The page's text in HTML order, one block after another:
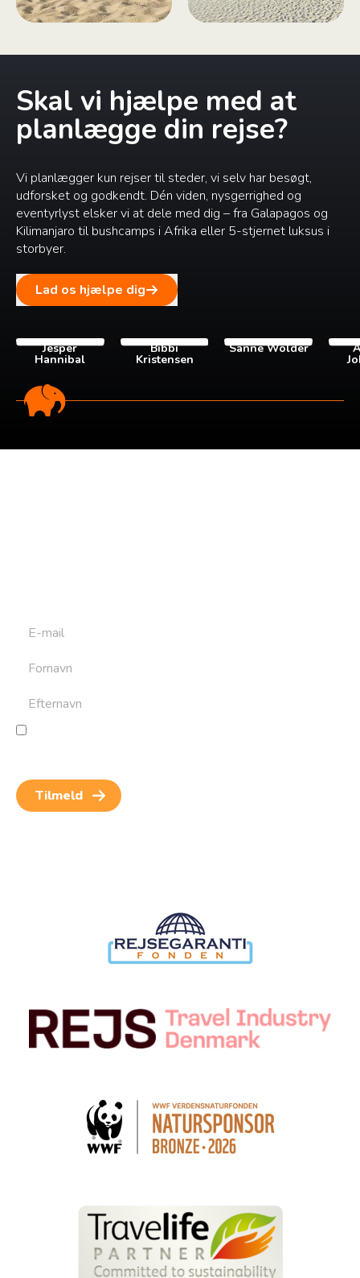
Skal vi hjælpe med at
planlægge din rejse?
Vi planlægger kun rejser til steder, vi selv har besøgt,
udforsket og godkendt. Dén viden, nysgerrighed og
eventyrlyst elsker vi at dele med dig – fra Galapagos og
Kilimanjaro til bushcamps i Afrika eller 5-stjernet luksus i
storbyer.
Lad os hjælpe dig
Jesper
Hannibal
Bibbi
Kristensen
Sanne Wolder